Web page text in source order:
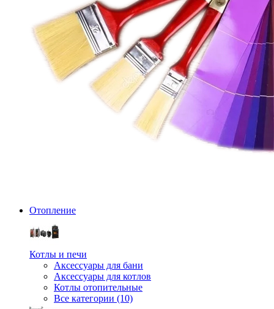
Отопление
Котлы и печи
Аксессуары для бани
Аксессуары для котлов
Котлы отопительные
Все категории (10)